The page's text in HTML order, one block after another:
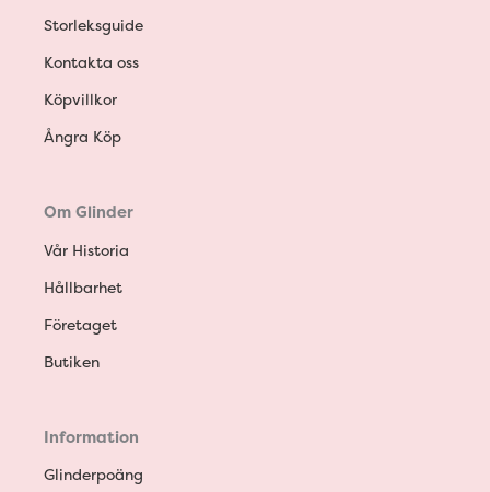
Storleksguide
Kontakta oss
Köpvillkor
Ångra Köp
Om Glinder
Vår Historia
Hållbarhet
Företaget
Butiken
Information
Glinderpoäng